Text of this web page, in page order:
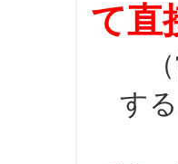
て直
（
す